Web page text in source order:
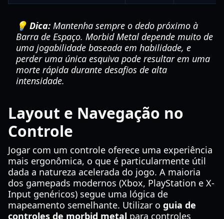
💡 Dica: Mantenha sempre o dedo próximo à
Barra de Espaço. Morbid Metal depende muito de
uma jogabilidade baseada em habilidade, e
perder uma única esquiva pode resultar em uma
morte rápida durante desafios de alta
intensidade.
Layout e Navegação no
Controle
Jogar com um controle oferece uma experiência
mais ergonômica, o que é particularmente útil
dada a natureza acelerada do jogo. A maioria
dos gamepads modernos (Xbox, PlayStation e X-
Input genéricos) segue uma lógica de
mapeamento semelhante. Utilizar o guia de
controles de morbid metal para controles